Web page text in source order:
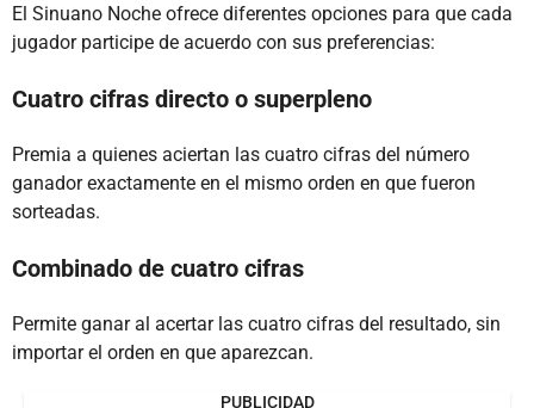
El Sinuano Noche ofrece diferentes opciones para que cada
jugador participe de acuerdo con sus preferencias:
Cuatro cifras directo o superpleno
Premia a quienes aciertan las cuatro cifras del número
ganador exactamente en el mismo orden en que fueron
sorteadas.
Combinado de cuatro cifras
Permite ganar al acertar las cuatro cifras del resultado, sin
importar el orden en que aparezcan.
PUBLICIDAD